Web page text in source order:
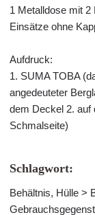
1 Metalldose mit 2
Einsätze ohne
Aufdruck:
1. SUMA TOBA
angedeuteter
dem Deckel 2. auf
Schmalseite)
Schlagwort:
Behältnis, Hülle >